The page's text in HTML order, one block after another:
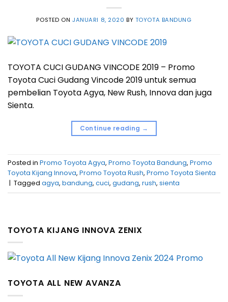
POSTED ONJANUARI 8, 2020 BY TOYOTA BANDUNG
TOYOTA CUCI GUDANG VINCODE 2019 – Promo
Toyota Cuci Gudang Vincode 2019 untuk semua
pembelian Toyota Agya, New Rush, Innova dan juga
Sienta.
Continue reading →
Posted in Promo Toyota Agya, Promo Toyota Bandung, Promo
Toyota Kijang Innova, Promo Toyota Rush, Promo Toyota Sienta
| Tagged agya, bandung, cuci, gudang, rush, sienta
TOYOTA KIJANG INNOVA ZENIX
TOYOTA ALL NEW AVANZA